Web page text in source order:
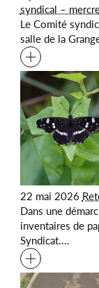
syndical –
Le Comité
salle de la
22 mai 2026
Dans une
inventaires de
Syndicat.…